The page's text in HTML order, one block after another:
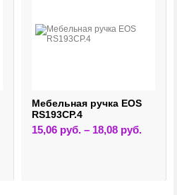
Мебельная ручка EOS
RS193CP.4
15,06 руб.– 18,08 руб.